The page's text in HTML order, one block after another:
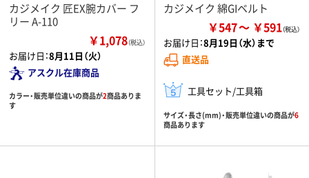
カジメイク 匠EX腕カバー フ
リー A-110
￥1,078（税込）
お届け日：8月11日（火）
アスクル在庫商品
カラー・販売単位違いの商品が2商品ありま
す
カジメイク 綿GIベルト
￥547 ￥591
お届け日：8月19日（水）まで
直送品
工具セット/工具箱
サイズ・長さ(mm)・販売単位違いの商品が6
商品あります